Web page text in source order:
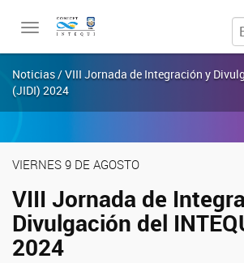
Toggle
Noticias / VIII Jornada de Integración y
(JIDI) 2024
VIERNES 9 DE AGOSTO
VIII Jornada de
Divulgación del
2024